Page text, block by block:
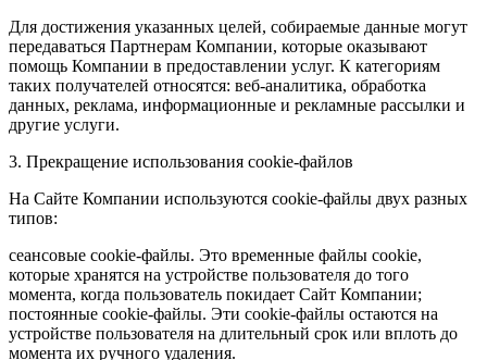
Для достижения указанных целей, собираемые данные могут
передаваться Партнерам Компании, которые оказывают
помощь Компании в предоставлении услуг. К категориям
таких получателей относятся: веб-аналитика, обработка
данных, реклама, информационные и рекламные рассылки и
другие услуги.
3. Прекращение использования cookie-файлов
На Сайте Компании используются cookie-файлы двух разных
типов:
сеансовые cookie-файлы. Это временные файлы cookie,
которые хранятся на устройстве пользователя до того
момента, когда пользователь покидает Сайт Компании;
постоянные cookie-файлы. Эти cookie-файлы остаются на
устройстве пользователя на длительный срок или вплоть до
момента их ручного удаления.